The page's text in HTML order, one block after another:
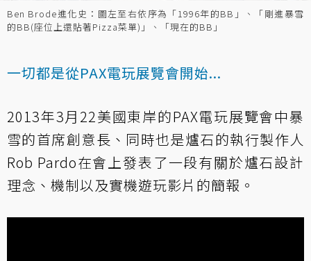
Ben Brode進化史：圖左至右依序為「1996年的BB」、「剛進暴雪
的BB(座位上還貼著Pizza菜單)」、「現在的BB」
一切都是從PAX電玩展覽會開始...
2013年3月22美國東岸的PAX電玩展覽會中暴
雪的首席創意長、同時也是爐石的執行製作人
Rob Pardo在會上發表了一段有關於爐石設計
理念、機制以及實機遊玩影片的簡報。